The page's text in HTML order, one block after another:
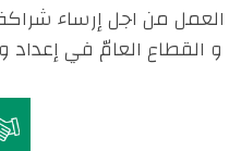
العمل من اجل إرساء
و القطاع العامّ في